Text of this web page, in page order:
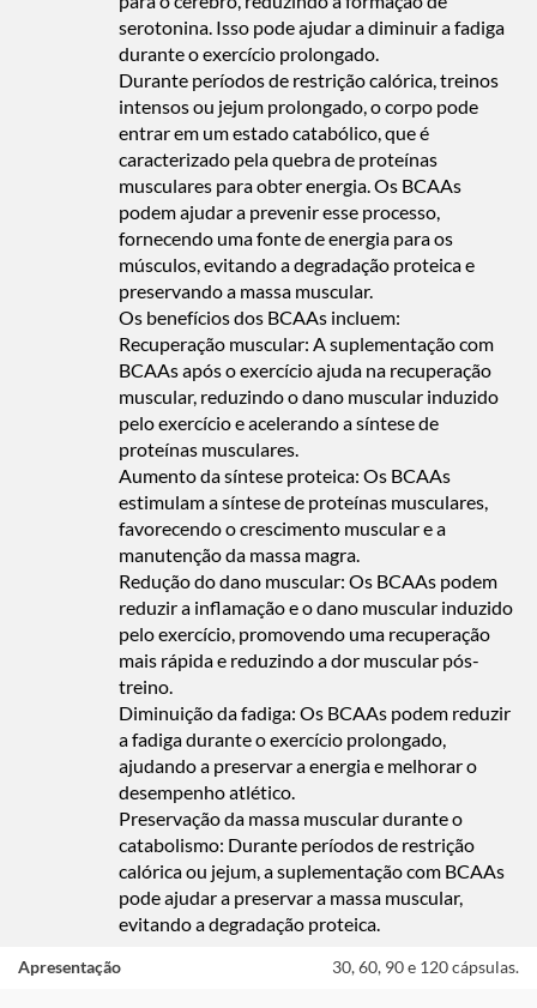
serotonina. Isso pode ajudar a diminuir a fadiga
durante o exercício prolongado.
Durante períodos de restrição calórica, treinos
intensos ou jejum prolongado, o corpo pode
entrar em um estado catabólico, que é
caracterizado pela quebra de proteínas
musculares para obter energia. Os BCAAs
podem ajudar a prevenir esse processo,
fornecendo uma fonte de energia para os
músculos, evitando a degradação proteica e
preservando a massa muscular.
Os benefícios dos BCAAs incluem:
Recuperação muscular: A suplementação com
BCAAs após o exercício ajuda na recuperação
muscular, reduzindo o dano muscular induzido
pelo exercício e acelerando a síntese de
proteínas musculares.
Aumento da síntese proteica: Os BCAAs
estimulam a síntese de proteínas musculares,
favorecendo o crescimento muscular e a
manutenção da massa magra.
Redução do dano muscular: Os BCAAs podem
reduzir a inflamação e o dano muscular induzido
pelo exercício, promovendo uma recuperação
mais rápida e reduzindo a dor muscular pós-
treino.
Diminuição da fadiga: Os BCAAs podem reduzir
a fadiga durante o exercício prolongado,
ajudando a preservar a energia e melhorar o
desempenho atlético.
Preservação da massa muscular durante o
catabolismo: Durante períodos de restrição
calórica ou jejum, a suplementação com BCAAs
pode ajudar a preservar a massa muscular,
evitando a degradação proteica.
Apresentação 30, 60, 90 e 120 cápsulas.